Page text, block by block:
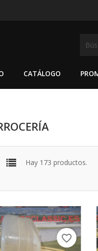
CATÁLOGO
Hay 173 productos.
favorite_border